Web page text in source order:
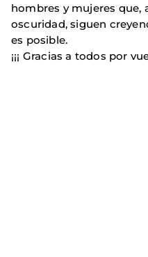
hombres y mujeres que,
oscuridad, siguen
es posible.
¡¡¡ Gracias a todos por